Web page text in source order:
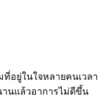
ที่อยู่ในใจหลายคนเวลา
นแล้วอาการไม่ดีขึ้น